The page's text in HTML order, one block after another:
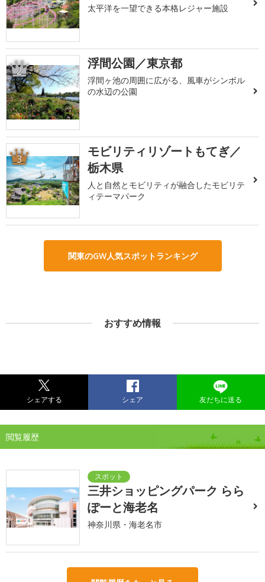
太平洋を一望できる本格レジャー施設
2 浮間公園／東京都
浮間ヶ池の周囲に広がる、風車がシンボル
の水辺の公園
3
モビリティリゾートもてぎ／
栃木県
人と自然とモビリティが融合したモビリテ
ィテーマパーク
関東のGW人気スポットランキング
おすすめ情報
シェアする シェア 友だちに送る
閲覧履歴
三井ショッピングパーク らら
ぽーと海老名
神奈川県・海老名市